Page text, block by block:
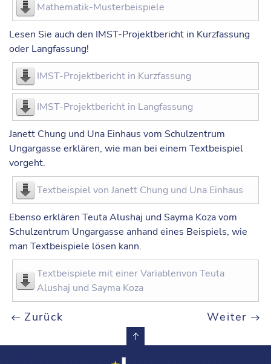
Mathematik-Musterbeispiele
Lesen Sie auch den IMST-Projektbericht in Kurzfassung
oder Langfassung!
IMST-Projektbericht in Kurzfassung
IMST-Projektbericht in Langfassung
Janett Chung und Una Einhaus vom Schulzentrum
Ungargasse erklären, wie man bei einem Textbeispiel
vorgeht.
Textbeispiel von Janett Chung und Una Einhaus
Ebenso erklären Teuta Alushaj und Sayma Koza vom
Schulzentrum Ungargasse anhand eines Beispiels, wie
man Textbeispiele lösen kann.
Textbeispiele mit einer Variablenvon Teuta
Alushaj und Sayma Koza
Zurück Weiter